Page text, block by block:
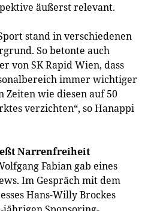
äußerst relevant.
stand in verschiedenen
So betonte auch
von SK Rapid Wien, dass
immer wichtiger
Zeiten wie diesen auf 50
verzichten“, so Hanappi
Narrenfreiheit
Fabian gab eines
Im Gespräch mit dem
Hans-Willy Brockes